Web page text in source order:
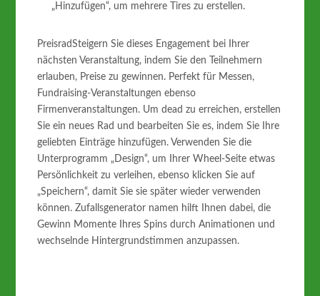
„Hinzufügen“, um mehrere Tires zu erstellen.
PreisradSteigern Sie dieses Engagement bei Ihrer
nächsten Veranstaltung, indem Sie den Teilnehmern
erlauben, Preise zu gewinnen. Perfekt für Messen,
Fundraising-Veranstaltungen ebenso
Firmenveranstaltungen. Um dead zu erreichen, erstellen
Sie ein neues Rad und bearbeiten Sie es, indem Sie Ihre
geliebten Einträge hinzufügen. Verwenden Sie die
Unterprogramm „Design“, um Ihrer Wheel-Seite etwas
Persönlichkeit zu verleihen, ebenso klicken Sie auf
„Speichern“, damit Sie sie später wieder verwenden
können. Zufallsgenerator namen hilft Ihnen dabei, die
Gewinn Momente Ihres Spins durch Animationen und
wechselnde Hintergrundstimmen anzupassen.